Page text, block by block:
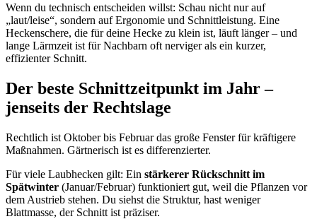
Wenn du technisch entscheiden willst: Schau nicht nur auf
„laut/leise“, sondern auf Ergonomie und Schnittleistung. Eine
Heckenschere, die für deine Hecke zu klein ist, läuft länger – und
lange Lärmzeit ist für Nachbarn oft nerviger als ein kurzer,
effizienter Schnitt.
Der beste Schnittzeitpunkt im Jahr –
jenseits der Rechtslage
Rechtlich ist Oktober bis Februar das große Fenster für kräftigere
Maßnahmen. Gärtnerisch ist es differenzierter.
Für viele Laubhecken gilt: Ein stärkerer Rückschnitt im
Spätwinter (Januar/Februar) funktioniert gut, weil die Pflanzen vor
dem Austrieb stehen. Du siehst die Struktur, hast weniger
Blattmasse, der Schnitt ist präziser.